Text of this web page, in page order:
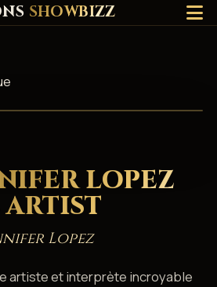
SHOWBIZZ
LOPEZ
Lopez
artiste et interprète incroyable